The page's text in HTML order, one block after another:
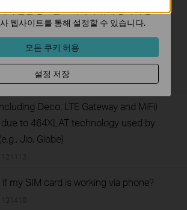
keeps disconnecting
151376views
유기가 USIM을 감지하지 못하는 경우
views
Deco, LTE Gateway and MiFi)
to 464XLAT technology used by
Jio, Globe)
121112
my SIM card is working via phone?
131418
서 관련 광고를 표시하기 위해 당사의 광
웹사이트를 통해 설정할 수 있습니다.
모든 쿠키 허용
설정 저장